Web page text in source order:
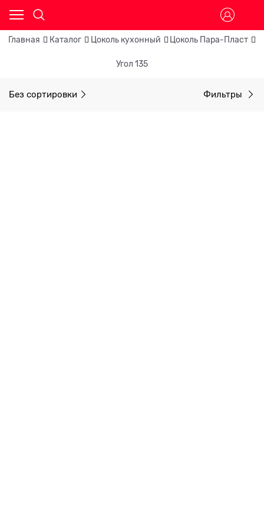
Главная Каталог Цоколь кухонный Цоколь Пара-Пласт
Угол 135
Без сортировки Фильтры